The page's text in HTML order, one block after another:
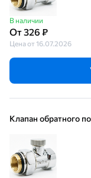
В наличии
От 326 ₽
Цена от 16.07.2026
Клапан обратного